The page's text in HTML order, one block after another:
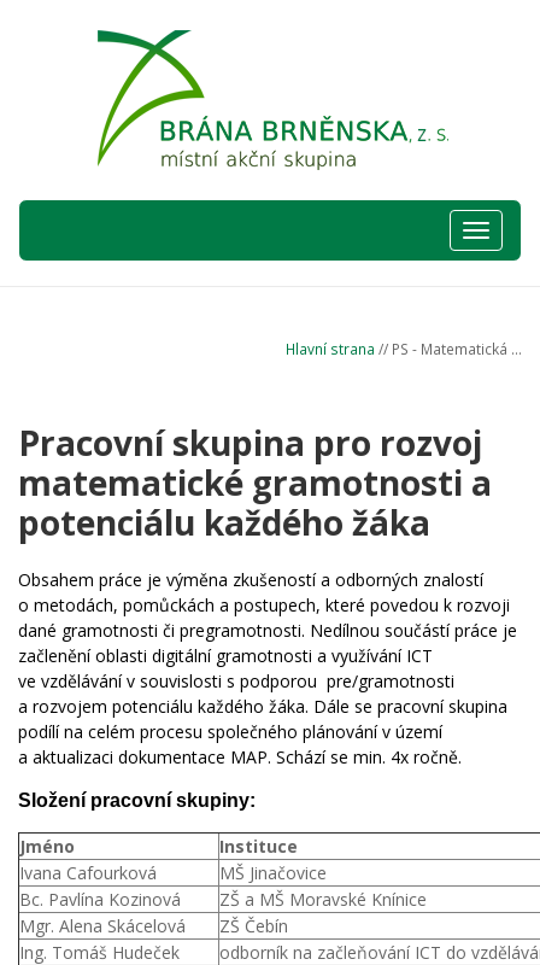
Hlavní
nabídka
Hlavní strana // PS - Matematická ...
Pracovní skupina pro rozvoj
matematické gramotnosti a
potenciálu každého žáka
Obsahem práce je výměna zkušeností a odborných znalostí
o metodách, pomůckách a postupech, které povedou k rozvoji
dané gramotnosti či pregramotnosti. Nedílnou součástí práce je
začlenění oblasti digitální gramotnosti a využívání ICT
ve vzdělávání v souvislosti s podporou pre/gramotnosti
a rozvojem potenciálu každého žáka. Dále se pracovní skupina
podílí na celém procesu společného plánování v území
a aktualizaci dokumentace MAP. Schází se min. 4x ročně.
Složení pracovní skupiny:
Jméno
Instituce
Ivana Cafourková
MŠ Jinačovice
Bc. Pavlína Kozinová
ZŠ a MŠ Moravské Knínice
Mgr. Alena Skácelová
ZŠ Čebín
Ing. Tomáš Hudeček
odborník na začleňování ICT do